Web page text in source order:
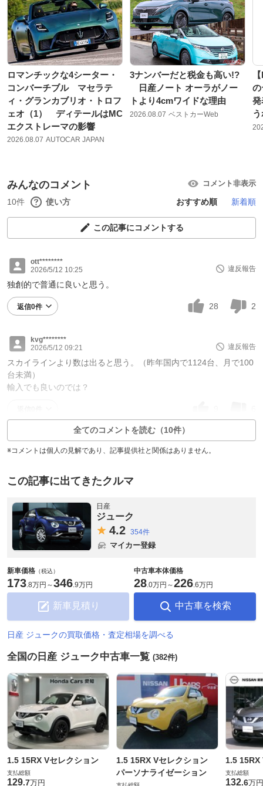
ロマンチックな4シーター・
コンバーチブル マセラテ
ィ・グランカブリオ・トロフ
ェオ（1） ディテールはMC
エクストレーマの影響
2026.08.07 AUTOCAR JAPAN
3ナンバーだと税金も高い!?
日産ノート オーラがノー
トより4cmワイドな理由
2026.08.07 ベストカーWeb
の
発
みんなのコメント コメント非表示
10件 使い方 おすすめ順 新着順
この記事にコメントする
ott********
2026/5/12 10:25
違反報告
独創的で普通に良いと思う。
返信0件 28 2
kvg********
2026/5/12 09:21
違反報告
スカイラインより数は出ると思う。（昨年国内で1124台、月で100
台未満）
輸入でも良いのでは？
全てのコメントを読む（10件）
※コメントは個人の見解であり、記事提供社と関係はありません。
この記事に出てきたクルマ
日産
ジューク
4.2 354件
マイカー登録
新車価格 （税込）
173.8万円 ～346.9万円
新車見積り
中古車本体価格
28.0万円 ～226.6万円
中古車を検索
日産 ジュークの買取価格・査定相場を調べる
全国の日産 ジューク中古車一覧 (382件)
1.5 15RX Vセレクション
支払総額
129.7万円
1.5 15RX Vセレクション
パーソナライゼーション
1.5 15RX
支払総額
132.6万円